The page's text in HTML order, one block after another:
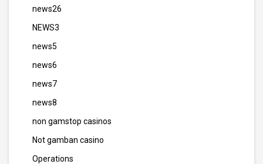
news26
NEWS3
news5
news6
news7
news8
non gamstop casinos
Not gamban casino
Operations